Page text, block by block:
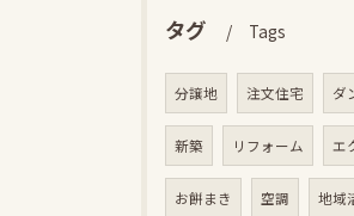
タグ Tags
分譲地 注文住宅 ダ
新築 リフォーム エ
お餅まき 空調 地域